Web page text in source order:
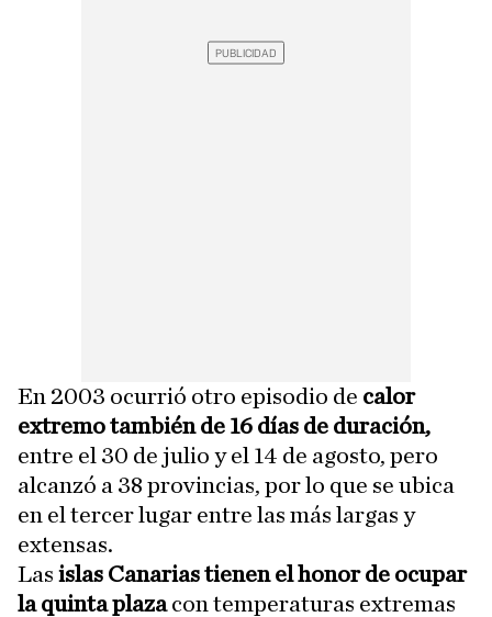
En 2003 ocurrió otro episodio de calor
extremo también de 16 días de duración,
entre el 30 de julio y el 14 de agosto, pero
alcanzó a 38 provincias, por lo que se ubica
en el tercer lugar entre las más largas y
extensas.
Las islas Canarias tienen el honor de ocupar
la quinta plazacon temperaturas extremas